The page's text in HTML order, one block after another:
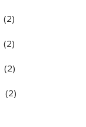
(2)
(2)
(2)
(2)